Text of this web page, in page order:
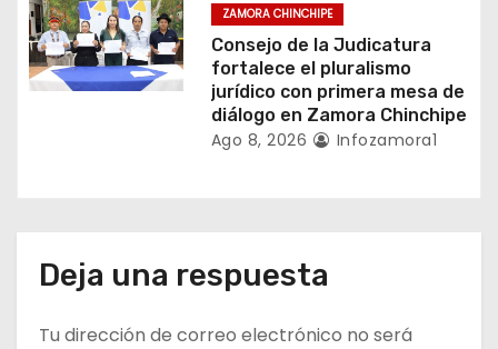
a
s
ZAMORA CHINCHIPE
Consejo de la Judicatura
fortalece el pluralismo
jurídico con primera mesa de
diálogo en Zamora Chinchipe
Ago 8, 2026 Infozamora1
Deja una respuesta
Tu dirección de correo electrónico no será